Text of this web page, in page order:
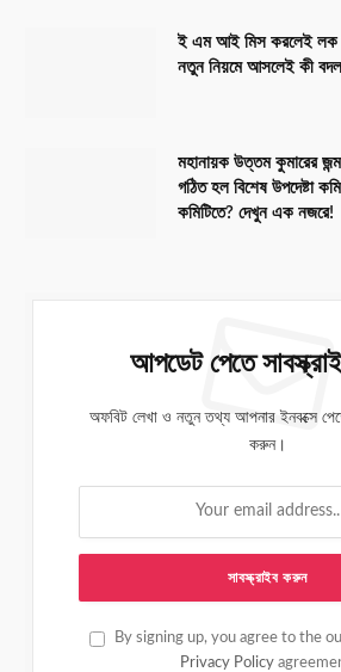
ই এম আই মিস করলেই
নতুন নিয়মে আসলেই কী
মহানায়ক উত্তম কুমারের
গঠিত হল বিশেষ উপদেষ্টা
কমিটিতে? দেখুন এক নজরে!
আপডেট পেতে
অফবিট লেখা ও নতুন তথ্য আপনার ইনবক্সে
করুন।
By signing up, you agree to the
Privacy Policy